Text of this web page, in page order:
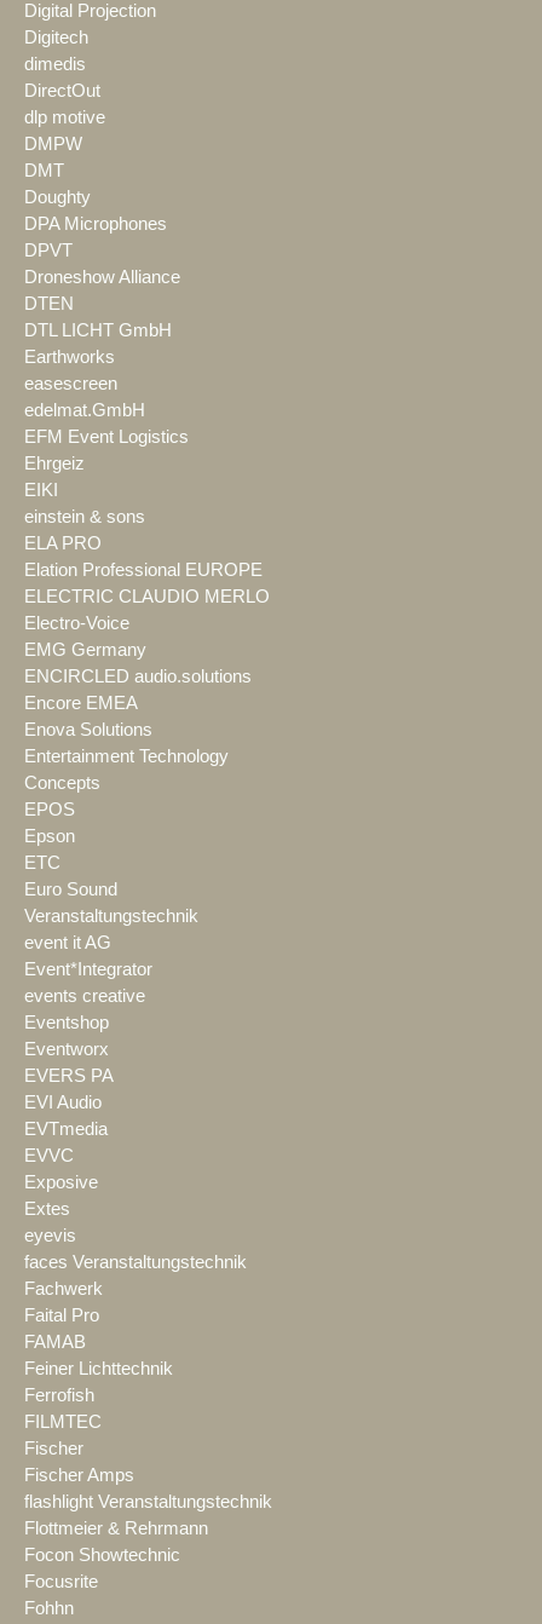
Digital Projection
Digitech
dimedis
DirectOut
dlp motive
DMPW
DMT
Doughty
DPA Microphones
DPVT
Droneshow Alliance
DTEN
DTL LICHT GmbH
Earthworks
easescreen
edelmat.GmbH
EFM Event Logistics
Ehrgeiz
EIKI
einstein & sons
ELA PRO
Elation Professional EUROPE
ELECTRIC CLAUDIO MERLO
Electro-Voice
EMG Germany
ENCIRCLED audio.solutions
Encore EMEA
Enova Solutions
Entertainment Technology
Concepts
EPOS
Epson
ETC
Euro Sound
Veranstaltungstechnik
event it AG
Event*Integrator
events creative
Eventshop
Eventworx
EVERS PA
EVI Audio
EVTmedia
EVVC
Exposive
Extes
eyevis
faces Veranstaltungstechnik
Fachwerk
Faital Pro
FAMAB
Feiner Lichttechnik
Ferrofish
FILMTEC
Fischer
Fischer Amps
flashlight Veranstaltungstechnik
Flottmeier & Rehrmann
Focon Showtechnic
Focusrite
Fohhn